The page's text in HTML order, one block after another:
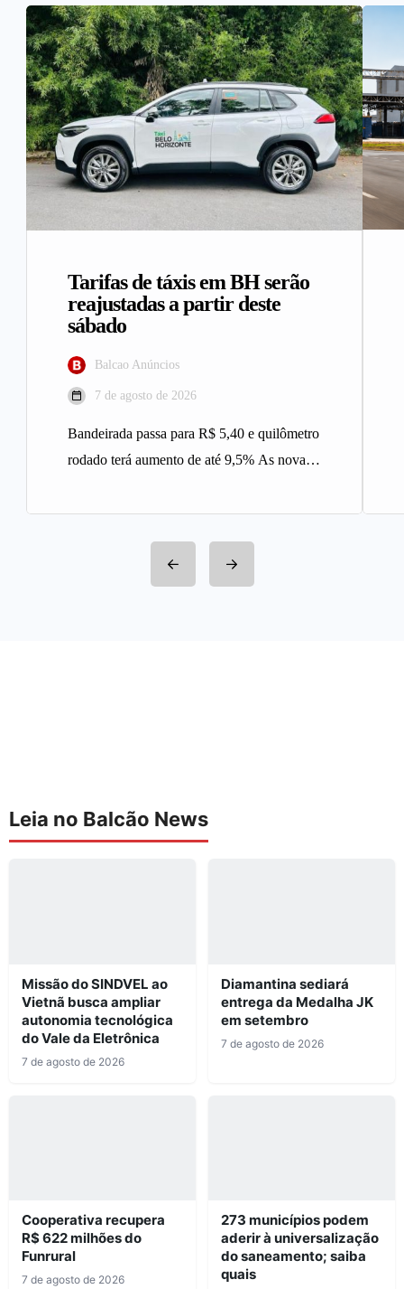
Tarifas de táxis em BH serão
reajustadas a partir deste
sábado
Balcao Anúncios
7 de agosto de 2026
Bandeirada passa para R$ 5,40 e quilômetro
rodado terá aumento de até 9,5% As novas
Leia no Balcão News
Missão do SINDVEL ao
Vietnã busca ampliar
autonomia tecnológica
do Vale da Eletrônica
7 de agosto de 2026
Diamantina sediará
entrega da Medalha JK
em setembro
7 de agosto de 2026
Cooperativa recupera
R$ 622 milhões do
Funrural
7 de agosto de 2026
273 municípios podem
aderir à universalização
do saneamento; saiba
quais